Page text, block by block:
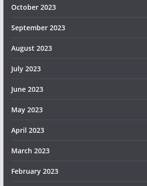
October 2023
September 2023
August 2023
July 2023
June 2023
May 2023
April 2023
March 2023
February 2023